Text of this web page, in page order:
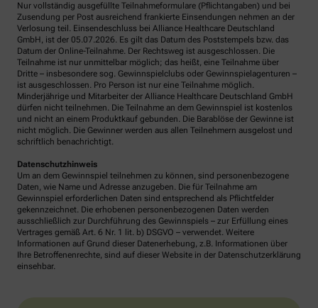
Nur vollständig ausgefüllte Teilnahmeformulare (Pflichtangaben) und bei
Zusendung per Post ausreichend frankierte Einsendungen nehmen an der
Verlosung teil. Einsendeschluss bei Alliance Healthcare Deutschland
GmbH, ist der 05.07.2026. Es gilt das Datum des Poststempels bzw. das
Datum der Online-Teilnahme. Der Rechtsweg ist ausgeschlossen. Die
Teilnahme ist nur unmittelbar möglich; das heißt, eine Teilnahme über
Dritte – insbesondere sog. Gewinnspielclubs oder Gewinnspielagenturen –
ist ausgeschlossen. Pro Person ist nur eine Teilnahme möglich.
Minderjährige und Mitarbeiter der Alliance Healthcare Deutschland GmbH
dürfen nicht teilnehmen. Die Teilnahme an dem Gewinnspiel ist kostenlos
und nicht an einem Produktkauf gebunden. Die Barablöse der Gewinne ist
nicht möglich. Die Gewinner werden aus allen Teilnehmern ausgelost und
schriftlich benachrichtigt.
Datenschutzhinweis
Um an dem Gewinnspiel teilnehmen zu können, sind personenbezogene
Daten, wie Name und Adresse anzugeben. Die für Teilnahme am
Gewinnspiel erforderlichen Daten sind entsprechend als Pflichtfelder
gekennzeichnet. Die erhobenen personenbezogenen Daten werden
ausschließlich zur Durchführung des Gewinnspiels – zur Erfüllung eines
Vertrages gemäß Art. 6 Nr. 1 lit. b) DSGVO – verwendet. Weitere
Informationen auf Grund dieser Datenerhebung, z.B. Informationen über
Ihre Betroffenenrechte, sind auf dieser Website in der Datenschutzerklärung
einsehbar.